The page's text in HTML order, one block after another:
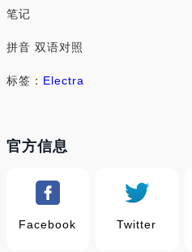
笔记
拼音 双语对照
标签： Electra
官方信息
Facebook Twitter